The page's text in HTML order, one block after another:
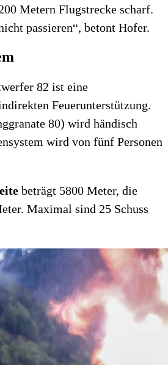
Metern Flugstrecke scharf.
passieren“, betont Hofer.
82 ist eine
Feuerunterstützung.
80) wird händisch
wird von fünf Personen
beträgt 5800 Meter, die
Maximal sind 25 Schuss